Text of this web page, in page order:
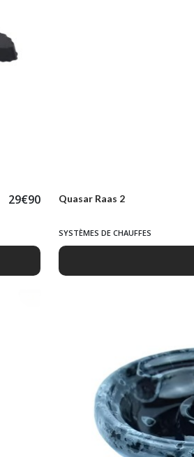
29€90 Quasar Raas 2
SYSTÈMES DE CHAUFFES